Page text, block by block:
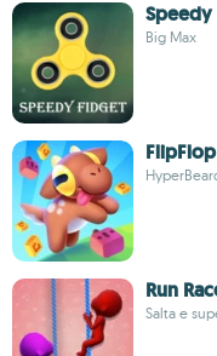
Big Max
FlipFlop
Run
Salta e